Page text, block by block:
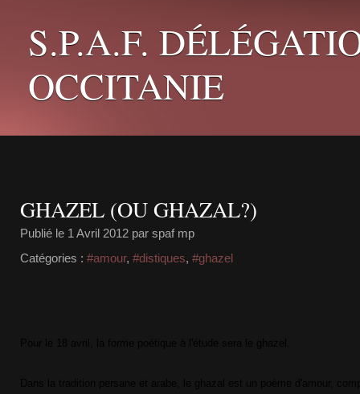
S.P.A.F.
OCCITANIE
GHAZEL (OU GHAZAL?)
Publié le 1 Avril 2012 par spaf mp
Catégories : #amour, #distiques, #ghazel